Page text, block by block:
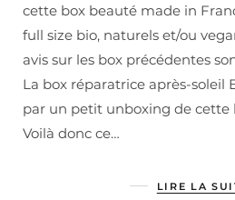
cette box beauté made in
full size bio, naturels et/ou
avis sur les box précédentes
La box réparatrice après-soleil
par un petit unboxing de cette
Voilà donc ce…
LIRE LA